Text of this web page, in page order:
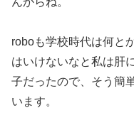
roboも学校時代は何と
はいけないなと私は肝
子だったので、そう簡
います。